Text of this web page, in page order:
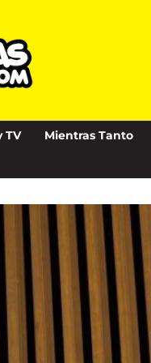
TV Mientras Tanto